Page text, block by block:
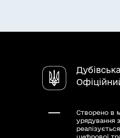
Створено в
урядування
цифрової